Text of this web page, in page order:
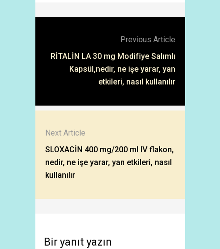
Previous Article
RİTALİN LA 30 mg Modifiye Salımlı
Kapsül,nedir, ne işe yarar, yan
etkileri, nasıl kullanılır
Next Article
SLOXACİN 400 mg/200 ml IV flakon,
nedir, ne işe yarar, yan etkileri, nasıl
kullanılır
Bir yanıt yazın